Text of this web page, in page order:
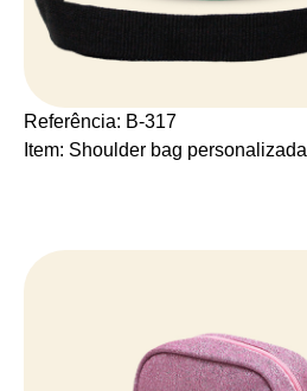
Referência: B-317
Item: Shoulder bag personalizada